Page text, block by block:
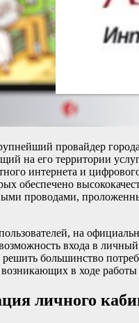
провайдер
на его территории
интернета и
обеспечено
проводами,
на
входа в личный
большинство
возникающих в ходе работы
личного